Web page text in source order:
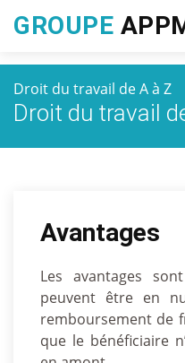
GROUPE
Droit du travail de A à Z
Droit du travail
Avantages
Les avantages
peuvent être en
remboursement de
que le bénéficiaire